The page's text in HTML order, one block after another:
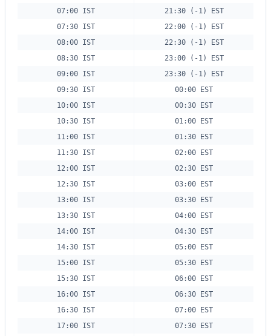
07:00 IST
21:30 (-1) EST
07:30 IST
22:00 (-1) EST
08:00 IST
22:30 (-1) EST
08:30 IST
23:00 (-1) EST
09:00 IST
23:30 (-1) EST
09:30 IST
00:00 EST
10:00 IST
00:30 EST
10:30 IST
01:00 EST
11:00 IST
01:30 EST
11:30 IST
02:00 EST
12:00 IST
02:30 EST
12:30 IST
03:00 EST
13:00 IST
03:30 EST
13:30 IST
04:00 EST
14:00 IST
04:30 EST
14:30 IST
05:00 EST
15:00 IST
05:30 EST
15:30 IST
06:00 EST
16:00 IST
06:30 EST
16:30 IST
07:00 EST
17:00 IST
07:30 EST